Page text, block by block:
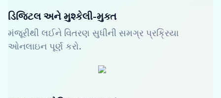
ડિજિટલ અને મુશ્કેલી-મુક્ત
મંજૂરીથી લઈને વિતરણ સુધીની સમગ્ર પ્રક્રિયા
ઓનલાઇન પૂર્ણ કરો.